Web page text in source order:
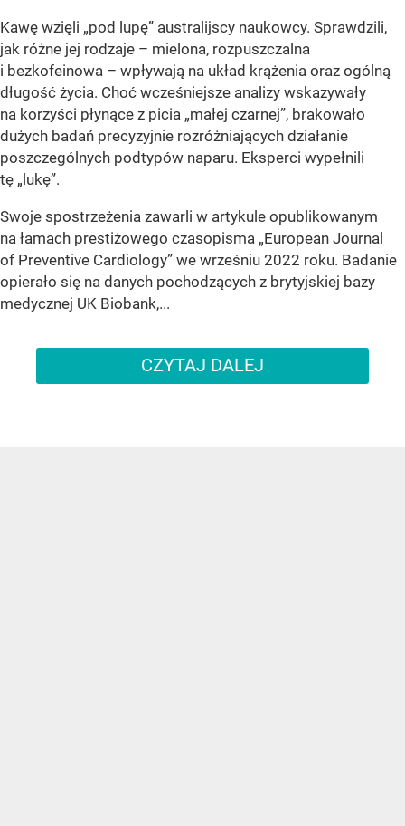
Kawę wzięli „pod lupę” australijscy naukowcy. Sprawdzili,
jak różne jej rodzaje – mielona, rozpuszczalna
i bezkofeinowa – wpływają na układ krążenia oraz ogólną
długość życia. Choć wcześniejsze analizy wskazywały
na korzyści płynące z picia „małej czarnej”, brakowało
dużych badań precyzyjnie rozróżniających działanie
poszczególnych podtypów naparu. Eksperci wypełnili
tę „lukę”.
Swoje spostrzeżenia zawarli w artykule opublikowanym
na łamach prestiżowego czasopisma „European Journal
of Preventive Cardiology” we wrześniu 2022 roku. Badanie
opierało się na danych pochodzących z brytyjskiej bazy
medycznej UK Biobank,...
CZYTAJ DALEJ